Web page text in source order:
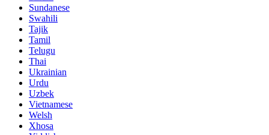
Sundanese
Swahili
Tajik
Tamil
Telugu
Thai
Ukrainian
Urdu
Uzbek
Vietnamese
Welsh
Xhosa